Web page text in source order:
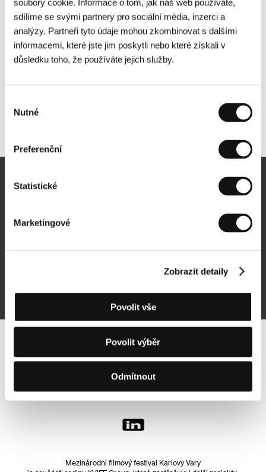
soubory cookie. Informace o tom, jak náš web používáte,
sdílíme se svými partnery pro sociální média, inzerci a
analýzy. Partneři tyto údaje mohou zkombinovat s dalšími
informacemi, které jste jim poskytli nebo které získali v
důsledku toho, že používáte jejich služby.
souhlasu
Nutné
Preferenční
Statistické
Marketingové
Zobrazit detaily
Povolit vše
Povolit výběr
Odmítnout
Přihlášením souhlasím sezpracováním osobních údajů
Sledujte nás na síti:
Mezinárodní filmový festival Karlovy Vary